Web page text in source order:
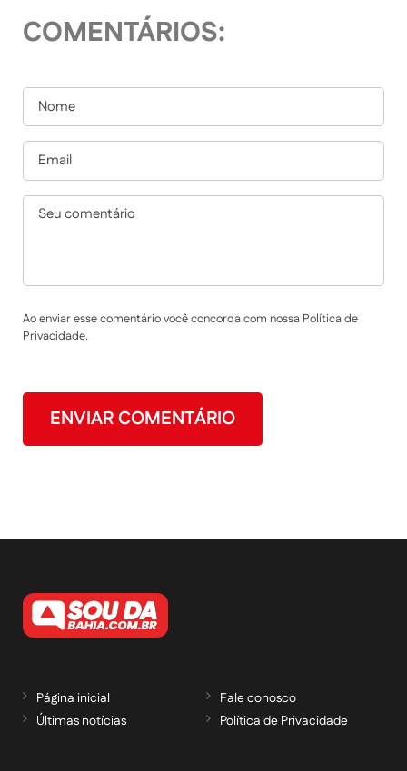
COMENTÁRIOS:
Ao enviar esse comentário você concorda com nossa Política de
Privacidade.
Página inicial
Últimas notícias
Fale conosco
Política de Privacidade